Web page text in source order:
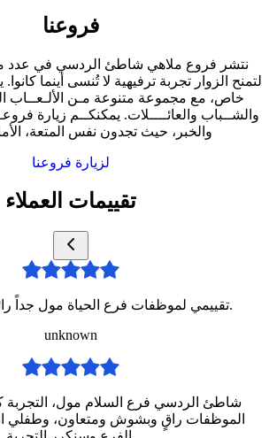
فروعنا
نتشر فروع ملاهي شاطئ الردسي في عدد
لتمنح الزوار تجربة ترفيهية لا تُنسى أينما
خاص، مع مجموعة متنوعة مـن الألـعــاب
والشــباب والعائــــلات. يمكنكــم زيارة
والخبر، حيث تجدون نفس المتعة،
لزيارة فروعنا
تقييمات العملاء
تقييمي لموظفات فرع الحياة مول جداً رائعات، شكراً لهن.
unknown
شاطئ الردسي فرع السلام مول، التجربة
الموظفات راقٍ وبشوش ومتعاون، وطفلي